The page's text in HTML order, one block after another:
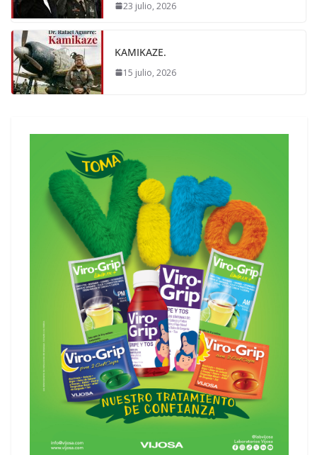
23 julio, 2026
KAMIKAZE.
15 julio, 2026